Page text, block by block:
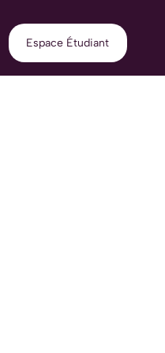
Espace Étudiant